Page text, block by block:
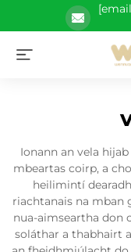
Ionann an vela
mbeartas coirp, a
heilimintí
riachtanais na mban
nua-aimseartha don
soláthar a thabhairt